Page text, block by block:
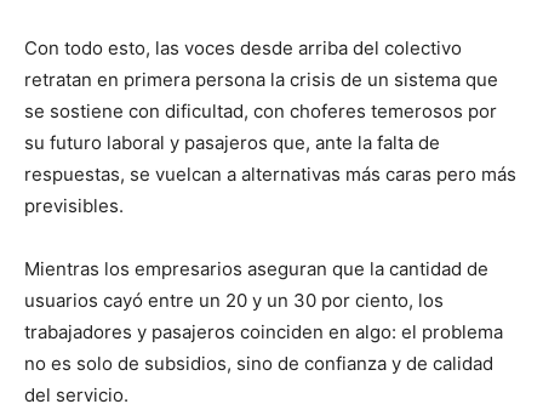
Con todo esto, las voces desde arriba del colectivo
retratan en primera persona la crisis de un sistema que
se sostiene con dificultad, con choferes temerosos por
su futuro laboral y pasajeros que, ante la falta de
respuestas, se vuelcan a alternativas más caras pero más
previsibles.
Mientras los empresarios aseguran que la cantidad de
usuarios cayó entre un 20 y un 30 por ciento, los
trabajadores y pasajeros coinciden en algo: el problema
no es solo de subsidios, sino de confianza y de calidad
del servicio.